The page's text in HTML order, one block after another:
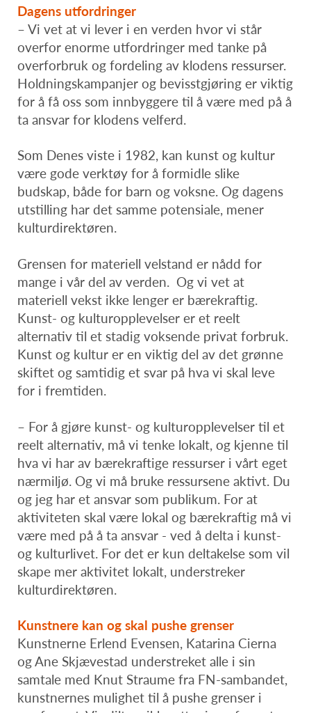
Dagens utfordringer
– Vi vet at vi lever i en verden hvor vi står
overfor enorme utfordringer med tanke på
overforbruk og fordeling av klodens ressurser.
Holdningskampanjer og bevisstgjøring er viktig
for å få oss som innbyggere til å være med på å
ta ansvar for klodens velferd.
Som Denes viste i 1982, kan kunst og kultur
være gode verktøy for å formidle slike
budskap, både for barn og voksne. Og dagens
utstilling har det samme potensiale, mener
kulturdirektøren.
Grensen for materiell velstand er nådd for
mange i vår del av verden. Og vi vet at
materiell vekst ikke lenger er bærekraftig.
Kunst- og kulturopplevelser er et reelt
alternativ til et stadig voksende privat forbruk.
Kunst og kultur er en viktig del av det grønne
skiftet og samtidig et svar på hva vi skal leve
for i fremtiden.
– For å gjøre kunst- og kulturopplevelser til et
reelt alternativ, må vi tenke lokalt, og kjenne til
hva vi har av bærekraftige ressurser i vårt eget
nærmiljø. Og vi må bruke ressursene aktivt. Du
og jeg har et ansvar som publikum. For at
aktiviteten skal være lokal og bærekraftig må vi
være med på å ta ansvar - ved å delta i kunst-
og kulturlivet. For det er kun deltakelse som vil
skape mer aktivitet lokalt, understreker
kulturdirektøren.
Kunstnere kan og skal pushe grenser
Kunstnerne Erlend Evensen, Katarina Cierna
og Ane Skjævestad understreket alle i sin
samtale med Knut Straume fra FN-sambandet,
kunstnernes mulighet til å pushe grenser i